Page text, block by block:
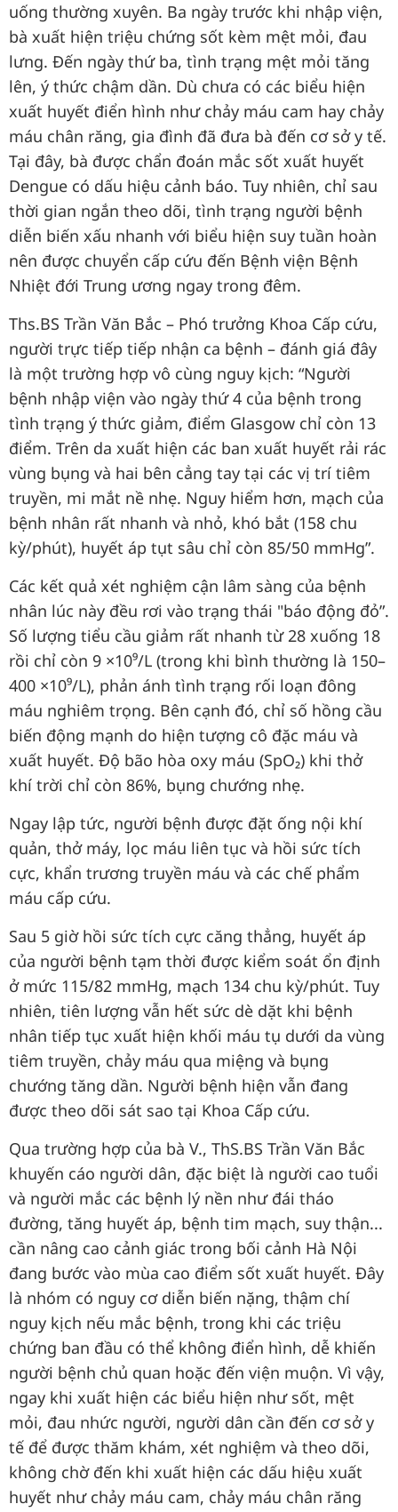
uống thường xuyên. Ba ngày trước khi nhập viện,
bà xuất hiện triệu chứng sốt kèm mệt mỏi, đau
lưng. Đến ngày thứ ba, tình trạng mệt mỏi tăng
lên, ý thức chậm dần. Dù chưa có các biểu hiện
xuất huyết điển hình như chảy máu cam hay chảy
máu chân răng, gia đình đã đưa bà đến cơ sở y tế.
Tại đây, bà được chẩn đoán mắc sốt xuất huyết
Dengue có dấu hiệu cảnh báo. Tuy nhiên, chỉ sau
thời gian ngắn theo dõi, tình trạng người bệnh
diễn biến xấu nhanh với biểu hiện suy tuần hoàn
nên được chuyển cấp cứu đến Bệnh viện Bệnh
Nhiệt đới Trung ương ngay trong đêm.
Ths.BS Trần Văn Bắc – Phó trưởng Khoa Cấp cứu,
người trực tiếp tiếp nhận ca bệnh – đánh giá đây
là một trường hợp vô cùng nguy kịch: “Người
bệnh nhập viện vào ngày thứ 4 của bệnh trong
tình trạng ý thức giảm, điểm Glasgow chỉ còn 13
điểm. Trên da xuất hiện các ban xuất huyết rải rác
vùng bụng và hai bên cẳng tay tại các vị trí tiêm
truyền, mi mắt nề nhẹ. Nguy hiểm hơn, mạch của
bệnh nhân rất nhanh và nhỏ, khó bắt (158 chu
kỳ/phút), huyết áp tụt sâu chỉ còn 85/50 mmHg”.
Các kết quả xét nghiệm cận lâm sàng của bệnh
nhân lúc này đều rơi vào trạng thái "báo động đỏ”.
Số lượng tiểu cầu giảm rất nhanh từ 28 xuống 18
rồi chỉ còn 9 ×10⁹/L (trong khi bình thường là 150–
400 ×10⁹/L), phản ánh tình trạng rối loạn đông
máu nghiêm trọng. Bên cạnh đó, chỉ số hồng cầu
biến động mạnh do hiện tượng cô đặc máu và
xuất huyết. Độ bão hòa oxy máu (SpO₂) khi thở
khí trời chỉ còn 86%, bụng chướng nhẹ.
Ngay lập tức, người bệnh được đặt ống nội khí
quản, thở máy, lọc máu liên tục và hồi sức tích
cực, khẩn trương truyền máu và các chế phẩm
máu cấp cứu.
Sau 5 giờ hồi sức tích cực căng thẳng, huyết áp
của người bệnh tạm thời được kiểm soát ổn định
ở mức 115/82 mmHg, mạch 134 chu kỳ/phút. Tuy
nhiên, tiên lượng vẫn hết sức dè dặt khi bệnh
nhân tiếp tục xuất hiện khối máu tụ dưới da vùng
tiêm truyền, chảy máu qua miệng và bụng
chướng tăng dần. Người bệnh hiện vẫn đang
được theo dõi sát sao tại Khoa Cấp cứu.
Qua trường hợp của bà V., ThS.BS Trần Văn Bắc
khuyến cáo người dân, đặc biệt là người cao tuổi
và người mắc các bệnh lý nền như đái tháo
đường, tăng huyết áp, bệnh tim mạch, suy thận...
cần nâng cao cảnh giác trong bối cảnh Hà Nội
đang bước vào mùa cao điểm sốt xuất huyết. Đây
là nhóm có nguy cơ diễn biến nặng, thậm chí
nguy kịch nếu mắc bệnh, trong khi các triệu
chứng ban đầu có thể không điển hình, dễ khiến
người bệnh chủ quan hoặc đến viện muộn. Vì vậy,
ngay khi xuất hiện các biểu hiện như sốt, mệt
mỏi, đau nhức người, người dân cần đến cơ sở y
tế để được thăm khám, xét nghiệm và theo dõi,
không chờ đến khi xuất hiện các dấu hiệu xuất
huyết như chảy máu cam, chảy máu chân răng